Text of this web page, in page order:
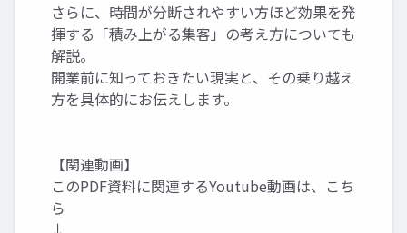
さらに、時間が分断されやすい方ほど効果を発
揮する「積み上がる集客」の考え方についても
解説。
開業前に知っておきたい現実と、その乗り越え
方を具体的にお伝えします。
【関連動画】
このPDF資料に関連するYoutube動画は、こち
ら